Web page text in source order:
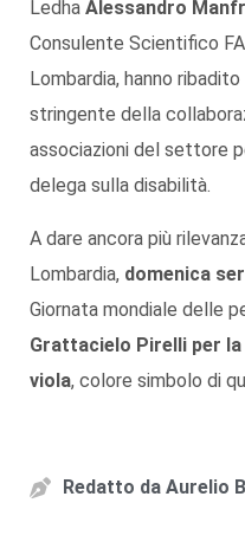
Ledha Alessandro
Consulente Scientifico
Lombardia, hanno
stringente della
associazioni del settore
delega sulla disabilità.
A dare ancora più
Lombardia, domenica
Giornata mondiale delle
Grattacielo Pirelli per
viola, colore simbolo di
Redatto da Aurelio